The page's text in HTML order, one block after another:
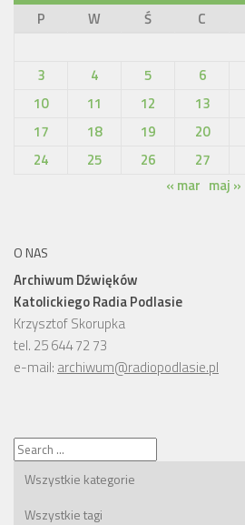
P
W Ś C
3
4 5 6
10
11 12 13
17
18 19 20
24
25 26 27
« mar maj »
O NAS
Archiwum Dźwięków
Katolickiego Radia Podlasie
Krzysztof Skorupka
tel. 25 644 72 73
e-mail: archiwum@radiopodlasie.pl